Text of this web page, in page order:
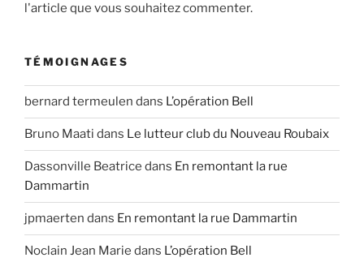
l'article que vous souhaitez commenter.
TÉMOIGNAGES
bernard termeulen dans L’opération Bell
Bruno Maati dans Le lutteur club du Nouveau Roubaix
Dassonville Beatrice dans En remontant la rue
Dammartin
jpmaerten dans En remontant la rue Dammartin
Noclain Jean Marie dans L’opération Bell